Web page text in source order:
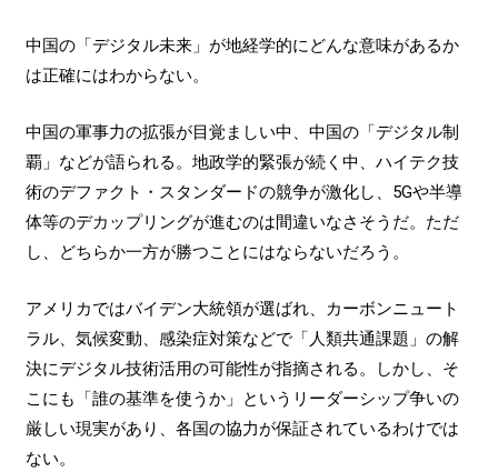
中国の「デジタル未来」が地経学的にどんな意味があるか
は正確にはわからない。
中国の軍事力の拡張が目覚ましい中、中国の「デジタル制
覇」などが語られる。地政学的緊張が続く中、ハイテク技
術のデファクト・スタンダードの競争が激化し、5Gや半導
体等のデカップリングが進むのは間違いなさそうだ。ただ
し、どちらか一方が勝つことにはならないだろう。
アメリカではバイデン大統領が選ばれ、カーボンニュート
ラル、気候変動、感染症対策などで「人類共通課題」の解
決にデジタル技術活用の可能性が指摘される。しかし、そ
こにも「誰の基準を使うか」というリーダーシップ争いの
厳しい現実があり、各国の協力が保証されているわけでは
ない。